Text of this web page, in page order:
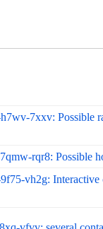
7xxv: Possible
rqr8: Possible
vh2g: Interactive